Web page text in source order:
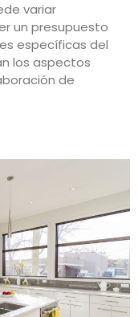
variar
un presupuesto
específicas del
los aspectos
de